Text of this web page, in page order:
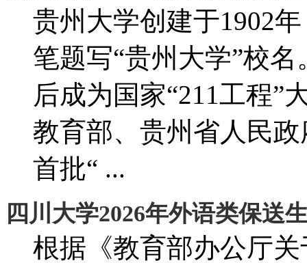
贵州大学创建于1902
笔题写“贵州大学”校
后成为国家“211工程”
教育部、贵州省人民
首批“ ...
四川大学2026年外语类保送
根据《教育部办公厅